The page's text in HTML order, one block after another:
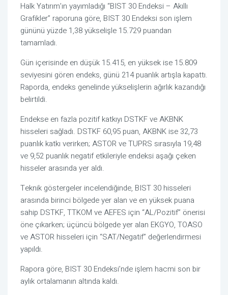
Halk Yatırım’ın yayımladığı “BIST 30 Endeksi – Akıllı
Grafikler” raporuna göre, BIST 30 Endeksi son işlem
gününü yüzde 1,38 yükselişle 15.729 puandan
tamamladı.
Gün içerisinde en düşük 15.415, en yüksek ise 15.809
seviyesini gören endeks, günü 214 puanlık artışla kapattı.
Raporda, endeks genelinde yükselişlerin ağırlık kazandığı
belirtildi.
Endekse en fazla pozitif katkıyı DSTKF ve AKBNK
hisseleri sağladı. DSTKF 60,95 puan, AKBNK ise 32,73
puanlık katkı verirken; ASTOR ve TUPRS sırasıyla 19,48
ve 9,52 puanlık negatif etkileriyle endeksi aşağı çeken
hisseler arasında yer aldı.
Teknik göstergeler incelendiğinde, BIST 30 hisseleri
arasında birinci bölgede yer alan ve en yüksek puana
sahip DSTKF, TTKOM ve AEFES için “AL/Pozitif” önerisi
öne çıkarken; üçüncü bölgede yer alan EKGYO, TOASO
ve ASTOR hisseleri için “SAT/Negatif” değerlendirmesi
yapıldı.
Rapora göre, BIST 30 Endeksi’nde işlem hacmi son bir
aylık ortalamanın altında kaldı.